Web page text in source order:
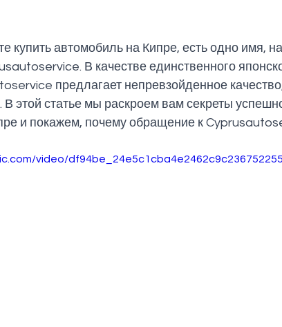
купить автомобиль на Кипре, есть одно имя,
В качестве единственного
предлагает непревзойденное
этой статье мы раскроем вам секреты
и покажем, почему обращение к
video/